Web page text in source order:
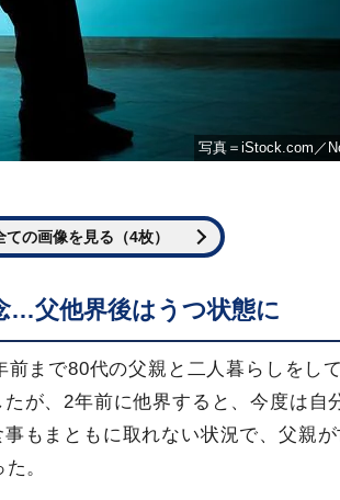
写真＝iStock.com／
ての画像を見る（4枚）
…父他界後はうつ状態に
まで80代の父親と二人暮らしをし
が、2年前に他界すると、今度は自
もまともに取れない状況で、父親
。